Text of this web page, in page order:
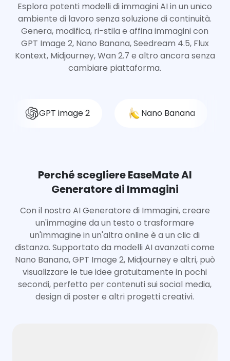
Esplora potenti modelli di immagini AI in un unico
ambiente di lavoro senza soluzione di continuità.
Genera, modifica, ri-stila e affina immagini con
GPT Image 2, Nano Banana, Seedream 4.5, Flux
Kontext, Midjourney, Wan 2.7 e altro ancora senza
cambiare piattaforma.
GPT image 2 Nano Banana
Perché scegliere EaseMate AI
Generatore di Immagini
Con il nostro AI Generatore di Immagini, creare
un'immagine da un testo o trasformare
un'immagine in un'altra online è a un clic di
distanza. Supportato da modelli AI avanzati come
Nano Banana, GPT Image 2, Midjourney e altri, può
visualizzare le tue idee gratuitamente in pochi
secondi, perfetto per contenuti sui social media,
design di poster e altri progetti creativi.